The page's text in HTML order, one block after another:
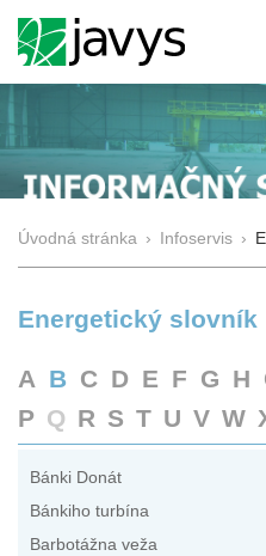
Úvodná stránka › Infoservis ›
Energetický slovník
A B C D E F G H
P Q R S T U V W
Bánki Donát
Bánkiho turbína
Barbotážna veža